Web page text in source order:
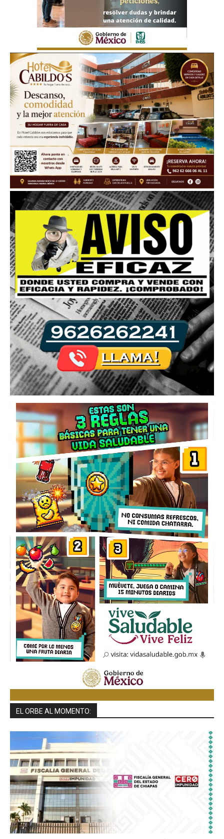
EL ORBE AL MOMENTO: